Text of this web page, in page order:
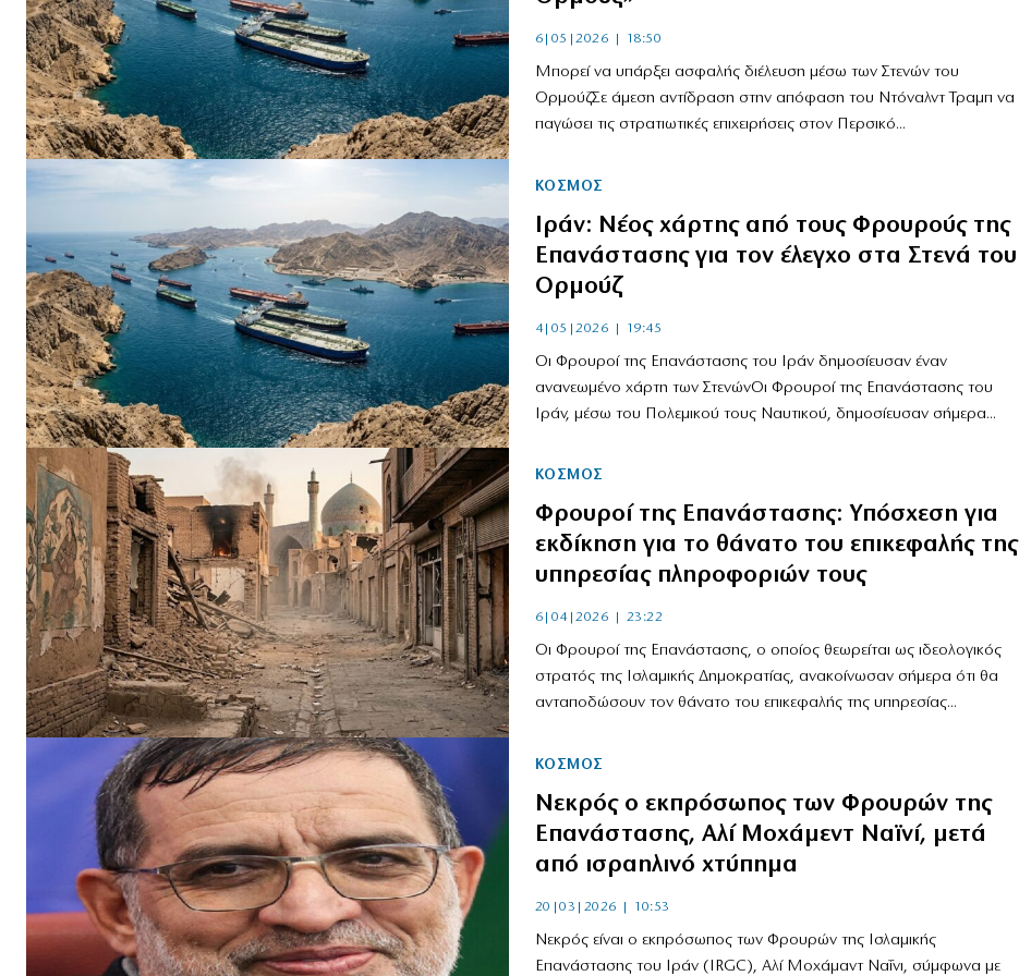
6|05|2026 | 18:50
Μπορεί να υπάρξει ασφαλής διέλευση μέσω των Στενών του
ΟρμούζΣε άμεση αντίδραση στην απόφαση του Ντόναλντ Τραμπ να
παγώσει τις στρατιωτικές επιχειρήσεις στον Περσικό...
ΚΟΣΜΟΣ
Ιράν: Νέος χάρτης από τους Φρουρούς της
Επανάστασης για τον έλεγχο στα Στενά του
Ορμούζ
4|05|2026 | 19:45
Οι Φρουροί της Επανάστασης του Ιράν δημοσίευσαν έναν
ανανεωμένο χάρτη των ΣτενώνΟι Φρουροί της Επανάστασης του
Ιράν, μέσω του Πολεμικού τους Ναυτικού, δημοσίευσαν σήμερα...
ΚΟΣΜΟΣ
Φρουροί της Επανάστασης: Υπόσχεση για
εκδίκηση για το θάνατο του επικεφαλής της
υπηρεσίας πληροφοριών τους
6|04|2026 | 23:22
Οι Φρουροί της Επανάστασης, ο οποίος θεωρείται ως ιδεολογικός
στρατός της Ισλαμικής Δημοκρατίας, ανακοίνωσαν σήμερα ότι θα
ανταποδώσουν τον θάνατο του επικεφαλής της υπηρεσίας...
ΚΟΣΜΟΣ
Νεκρός ο εκπρόσωπος των Φρουρών της
Επανάστασης, Αλί Μοχάμεντ Ναϊνί, μετά
από ισραηλινό χτύπημα
20|03|2026 | 10:53
Νεκρός είναι ο εκπρόσωπος των Φρουρών της Ισλαμικής
Επανάστασης του Ιράν (IRGC), Αλί Μοχάμαντ Ναΐνι, σύμφωνα με